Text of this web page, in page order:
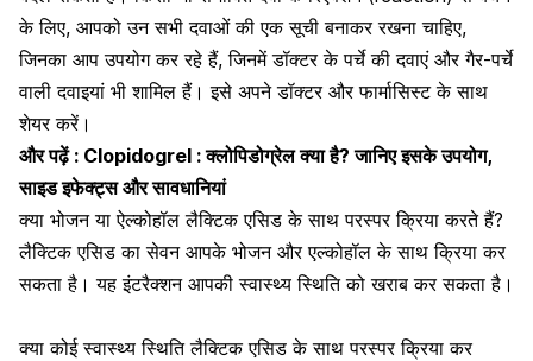
के लिए, आपको उन सभी दवाओं की एक सूची बनाकर रखना चाहिए,
जिनका आप उपयोग कर रहे हैं, जिनमें डॉक्टर के पर्चे की दवाएं और गैर-पर्चे
वाली दवाइयां भी शामिल हैं। इसे अपने डॉक्टर और फार्मासिस्ट के साथ
शेयर करें।
और पढ़ें : Clopidogrel : क्लोपिडोग्रेल क्या है? जानिए इसके उपयोग,
साइड इफेक्ट्स और सावधानियां
क्या भोजन या ऐल्कोहॉल लैक्टिक एसिड के साथ परस्पर क्रिया करते हैं?
लैक्टिक एसिड का सेवन आपके भोजन और एल्कोहॉल के साथ क्रिया कर
सकता है। यह इंटरैक्शन आपकी स्वास्थ्य स्थिति को खराब कर सकता है।
क्या कोई स्वास्थ्य स्थिति लैक्टिक एसिड के साथ परस्पर क्रिया कर